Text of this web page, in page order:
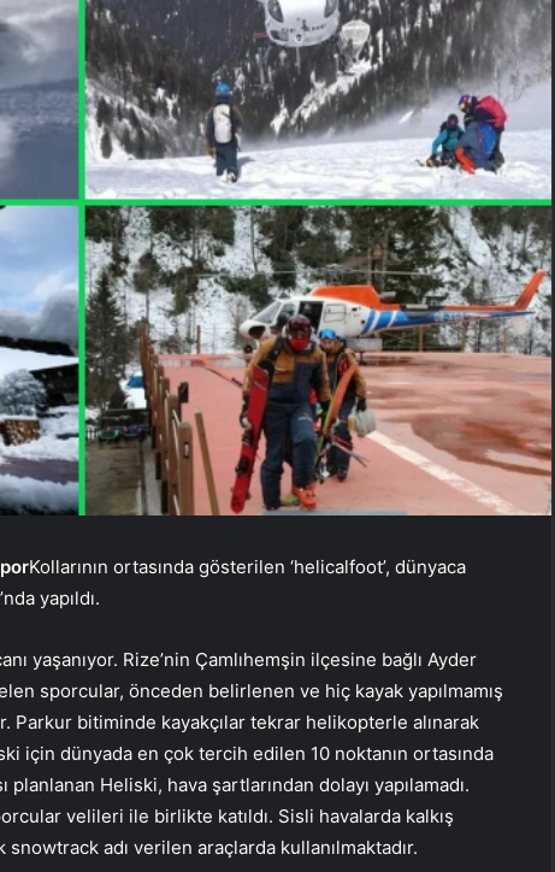
Kollarının ortasında gösterilen ‘helicalfoot’, dünyaca
yapıldı.
yaşanıyor. Rize’nin Çamlıhemşin ilçesine bağlı Ayder
sporcular, önceden belirlenen ve hiç kayak yapılmamış
Parkur bitiminde kayakçılar tekrar helikopterle alınarak
için dünyada en çok tercih edilen 10 noktanın ortasında
Heliski, hava şartlarından dolayı yapılamadı.
velileri ile birlikte katıldı. Sisli havalarda kalkış
adı verilen araçlarda kullanılmaktadır.